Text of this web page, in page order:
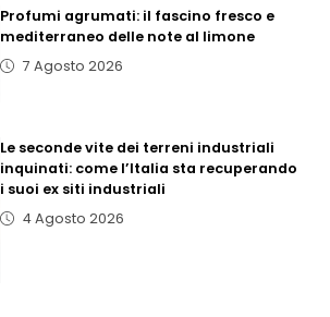
Profumi agrumati: il fascino fresco e
mediterraneo delle note al limone
7 Agosto 2026
Le seconde vite dei terreni industriali
inquinati: come l’Italia sta recuperando
i suoi ex siti industriali
4 Agosto 2026